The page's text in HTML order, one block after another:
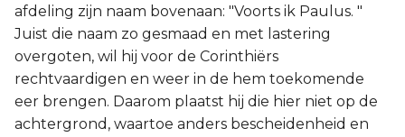
afdeling zijn naam bovenaan: "Voorts ik Paulus. "
Juist die naam zo gesmaad en met lastering
overgoten, wil hij voor de Corinthiërs
rechtvaardigen en weer in de hem toekomende
eer brengen. Daarom plaatst hij die hier niet op de
achtergrond, waartoe anders bescheidenheid en